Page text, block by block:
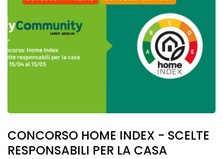
CONCORSO HOME INDEX - SCELTE
RESPONSABILI PER LA CASA